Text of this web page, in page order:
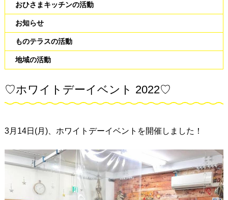
おひさまキッチンの活動
お知らせ
ものテラスの活動
地域の活動
♡ホワイトデーイベント 2022♡
3月14日(月)、ホワイトデーイベントを開催しました！